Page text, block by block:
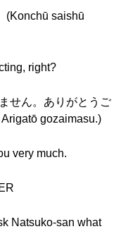
(Konchū saishū
right?
せん。ありがとうご
gozaimasu.)
very much.
Natsuko-san what